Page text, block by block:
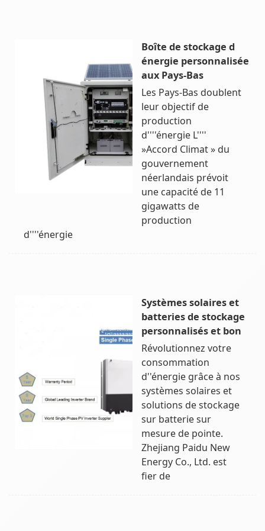
Boîte de stockage d
énergie personnalisée
aux Pays-Bas
Les Pays-Bas doublent
leur objectif de
production
d''''énergie L''''
»Accord Climat » du
gouvernement
néerlandais prévoit
une capacité de 11
gigawatts de
production
d''''énergie
Systèmes solaires et
batteries de stockage
personnalisés et bon
Révolutionnez votre
consommation
d''énergie grâce à nos
systèmes solaires et
solutions de stockage
sur batterie sur
mesure de pointe.
Zhejiang Paidu New
Energy Co., Ltd. est
fier de